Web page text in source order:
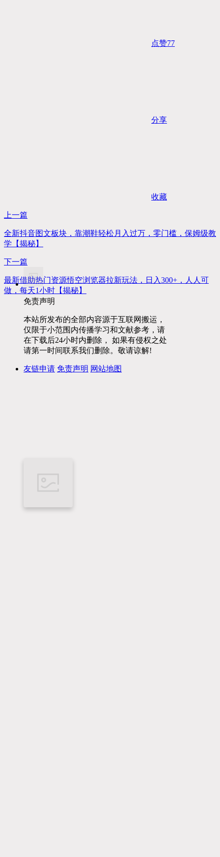
点赞77
分享
收藏
上一篇
全新抖音图文板块，靠潮鞋轻松月入过万，零门槛，保姆级教
学【揭秘】
下一篇
最新借助热门资源悟空浏览器拉新玩法，日入300+，人人可
做，每天1小时【揭秘】
免责声明
本站所发布的全部内容源于互联网搬运，
仅限于小范围内传播学习和文献参考，请
在下载后24小时内删除， 如果有侵权之处
请第一时间联系我们删除。敬请谅解!
友链申请 免责声明 网站地图